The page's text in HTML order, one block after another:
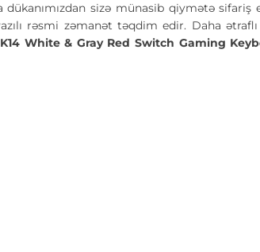
dükanımızdan sizə münasib qiymətə
rəsmi zəmanət təqdim edir. Daha
White & Gray Red Switch Gaming